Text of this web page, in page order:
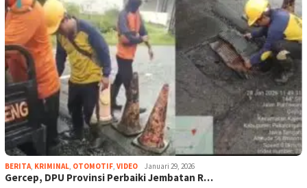
BERITA, KRIMINAL, OTOMOTIF, VIDEO Januari 29, 2026
Gercep, DPU Provinsi Perbaiki Jembatan R…